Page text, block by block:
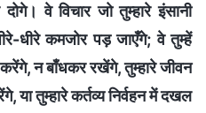
वे विचार जो तुम्हारे इंसानी
धीरे कमजोर पड़ जाएँगे; वे तुम्हें
न बाँधकर रखेंगे, तुम्हारे जीवन
या तुम्हारे कर्तव्य निर्वहन में दखल